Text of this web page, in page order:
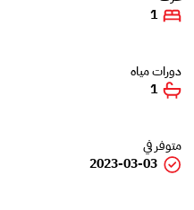
1
دورات مياه
1
متوفر في
2023-03-03